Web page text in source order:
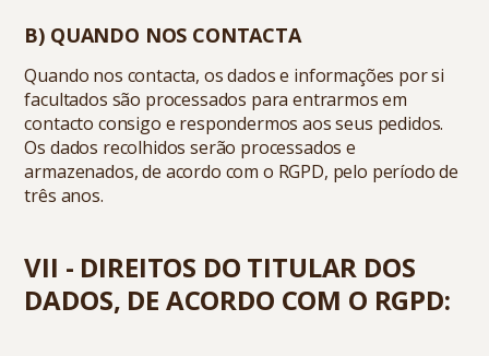
B) QUANDO NOS CONTACTA
Quando nos contacta, os dados e informações por si
facultados são processados para entrarmos em
contacto consigo e respondermos aos seus pedidos.
Os dados recolhidos serão processados e
armazenados, de acordo com o RGPD, pelo período de
três anos.
VII - DIREITOS DO TITULAR DOS
DADOS, DE ACORDO COM O RGPD: